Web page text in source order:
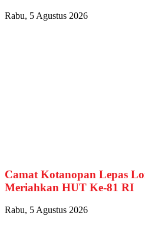
Rabu, 5 Agustus 2026
Camat Kotanopan Lepas
Meriahkan HUT Ke-81 RI
Rabu, 5 Agustus 2026